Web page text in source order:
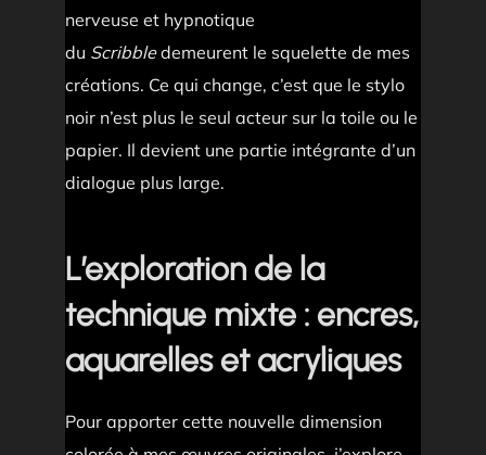
nerveuse et hypnotique
du Scribbledemeurent le squelette de mes
créations. Ce qui change, c’est que le stylo
noir n’est plus le seul acteur sur la toile ou le
papier. Il devient une partie intégrante d’un
dialogue plus large.
L’exploration de la
technique mixte : encres,
aquarelles et acryliques
Pour apporter cette nouvelle dimension